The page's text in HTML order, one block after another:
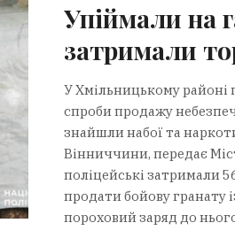
Упіймали на
затримали
У Хмільницькому районі
спроби продажу
знайшли набої та
Вінниччини, передає
поліцейські затримали
продати бойову гранату
пороховий заряд до